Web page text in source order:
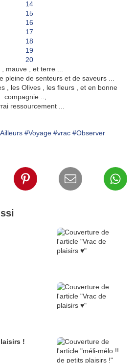
mauve , et terre ...
pleine de senteurs et de saveurs ...
, les Olives , les fleurs , et en bonne
compagnie ..;
ressourcement ...
#Voyage #vrac #Observer
!